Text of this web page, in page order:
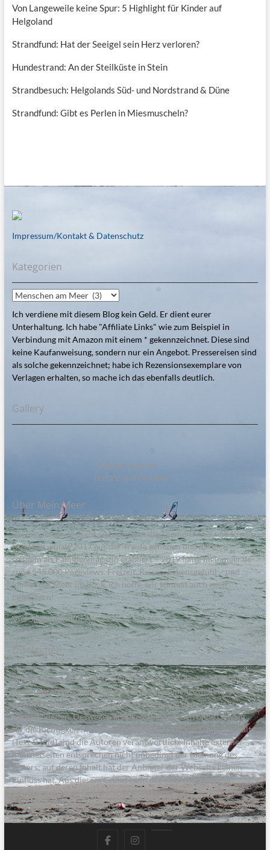
Von Langeweile keine Spur: 5 Highlight für Kinder auf
Helgoland
Strandfund: Hat der Seeigel sein Herz verloren?
Hundestrand: An der Steilküste in Stein
Strandbesuch: Helgolands Süd- und Nordstrand & Düne
Strandfund: Gibt es Perlen in Miesmuscheln?
Impressum/Kontakt & Datenschutz
Kategorien
Kategorien
Ich verdiene mit diesem Blog kein Geld. Er dient eurer
Unterhaltung. Ich habe "Affiliate Links" wie zum Beispiel in
Verbindung mit Amazon mit einem * gekennzeichnet. Diese sind
keine Kaufanweisung, sondern nur ein Angebot. Pressereisen sind
als solche gekennzeichnet; habe ich Rezensionsexemplare von
Verlagen erhalten, so mache ich das ebenfalls deutlich.
Gallery
Steinesammeln am
Naturstrand Bottsand
Über Mein:Meer
Bei meinmeer.de dreht sich alles um die Themen Meer und Küste.
Das Blog wurde 2017 aus der Traufe gehoben und hat sich
seitdem als Familienmagazin etabliert – 2019 hatte meinmeer.de
rund 545.000 Pageviews. Freizeit, Reisen, Lebensgefühl – und
immer das Meer im Blick. Ich hoffe, wir können auch euch
begeistern!
Viel Spaß, wünscht Anne.
Disclaimer
Alle in diesem Blog veröffentlichten Informationen wurden von
den Autoren sorgfältig recherchiert, zusammengestellt und
geprüft. Inhaltliche und sachliche Fehler sind dennoch nicht
auszuschließen. Deswegen erfolgen alle Angaben ohne Gewähr
für die Richtigkeit im Sinne einer Produkthaftung. Für den Inhalt
(Text & Bild) sind die Autoren verantwortlich; Inhalte externer
Internetseiten entsprechen nicht unbedingt der Meinung des
Autors; auf deren Inhalt hat der Anbieter der Webseite keinen
Einfluss hat. Aus diesem Grund kann der Anbieter für diese
Inhalte auch keine Gewähr übernehmen.
facebookinstagram